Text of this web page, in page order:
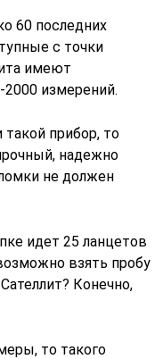
60 последних
с точки
имеют
измерений.
прибор, то
надежно
не должен
идет 25 ланцетов
взять пробу
Конечно,
то такого